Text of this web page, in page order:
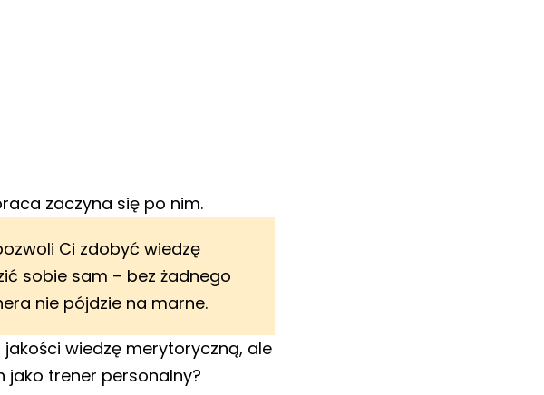
zaczyna się po nim.
Ci zdobyć wiedzę
sobie sam – bez żadnego
nie pójdzie na marne.
wiedzę merytoryczną, ale
jako trener personalny?